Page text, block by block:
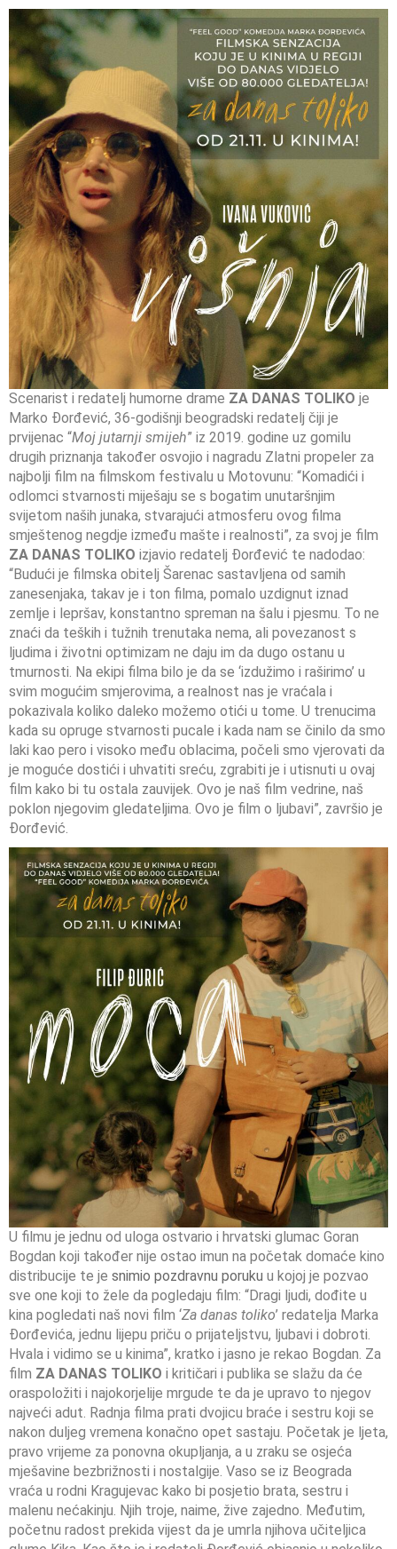
Scenarist i redatelj humorne drame ZA DANAS TOLIKO je
Marko Đorđević, 36-godišnji beogradski redatelj čiji je
prvijenac “Moj jutarnji smijeh” iz 2019. godine uz gomilu
drugih priznanja također osvojio i nagradu Zlatni propeler za
najbolji film na filmskom festivalu u Motovunu: “Komadići i
odlomci stvarnosti miješaju se s bogatim unutaršnjim
svijetom naših junaka, stvarajući atmosferu ovog filma
smještenog negdje između mašte i realnosti”, za svoj je film
ZA DANAS TOLIKO izjavio redatelj Đorđević te nadodao:
“Budući je filmska obitelj Šarenac sastavljena od samih
zanesenjaka, takav je i ton filma, pomalo uzdignut iznad
zemlje i lepršav, konstantno spreman na šalu i pjesmu. To ne
znaći da teških i tužnih trenutaka nema, ali povezanost s
ljudima i životni optimizam ne daju im da dugo ostanu u
tmurnosti. Na ekipi filma bilo je da se ‘izdužimo i raširimo’ u
svim mogućim smjerovima, a realnost nas je vraćala i
pokazivala koliko daleko možemo otići u tome. U trenucima
kada su opruge stvarnosti pucale i kada nam se činilo da smo
laki kao pero i visoko među oblacima, počeli smo vjerovati da
je moguće dostići i uhvatiti sreću, zgrabiti je i utisnuti u ovaj
film kako bi tu ostala zauvijek. Ovo je naš film vedrine, naš
poklon njegovim gledateljima. Ovo je film o ljubavi”, završio je
Đorđević.
U filmu je jednu od uloga ostvario i hrvatski glumac Goran
Bogdan koji također nije ostao imun na početak domaće kino
distribucije te je snimio pozdravnu poruku u kojoj je pozvao
sve one koji to žele da pogledaju film: “Dragi ljudi, dođite u
kina pogledati naš novi film ‘Za danas toliko’ redatelja Marka
Đorđevića, jednu lijepu priču o prijateljstvu, ljubavi i dobroti.
Hvala i vidimo se u kinima”, kratko i jasno je rekao Bogdan. Za
film ZA DANAS TOLIKO i kritičari i publika se slažu da će
oraspoložiti i najokorjelije mrgude te da je upravo to njegov
najveći adut. Radnja filma prati dvojicu braće i sestru koji se
nakon duljeg vremena konačno opet sastaju. Početak je ljeta,
pravo vrijeme za ponovna okupljanja, a u zraku se osjeća
mješavine bezbrižnosti i nostalgije. Vaso se iz Beograda
vraća u rodni Kragujevac kako bi posjetio brata, sestru i
malenu nećakinju. Njih troje, naime, žive zajedno. Međutim,
početnu radost prekida vijest da je umrla njihova učiteljica